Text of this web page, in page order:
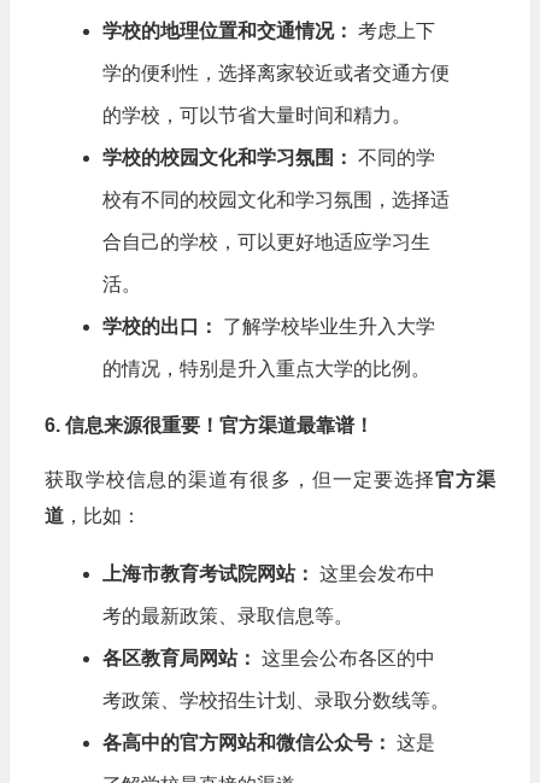
学校的地理位置和交通情况： 考虑上下
学的便利性，选择离家较近或者交通方便
的学校，可以节省大量时间和精力。
学校的校园文化和学习氛围： 不同的学
校有不同的校园文化和学习氛围，选择适
合自己的学校，可以更好地适应学习生
活。
学校的出口： 了解学校毕业生升入大学
的情况，特别是升入重点大学的比例。
6. 信息来源很重要！官方渠道最靠谱！
获取学校信息的渠道有很多，但一定要选择官方渠
道，比如：
上海市教育考试院网站： 这里会发布中
考的最新政策、录取信息等。
各区教育局网站： 这里会公布各区的中
考政策、学校招生计划、录取分数线等。
各高中的官方网站和微信公众号： 这是